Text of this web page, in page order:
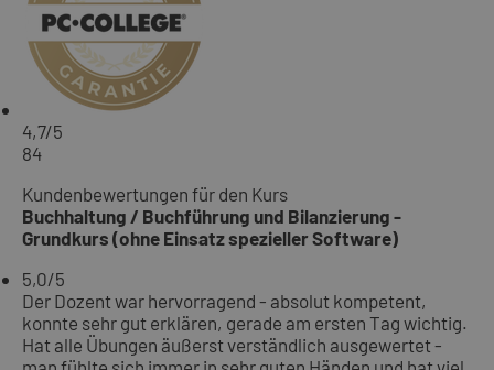
4,7/5
84
Kundenbewertungen für den Kurs
Buchhaltung / Buchführung und Bilanzierung -
Grundkurs (ohne Einsatz spezieller Software)
5,0/5
Der Dozent war hervorragend - absolut kompetent,
konnte sehr gut erklären, gerade am ersten Tag wichtig.
Hat alle Übungen äußerst verständlich ausgewertet -